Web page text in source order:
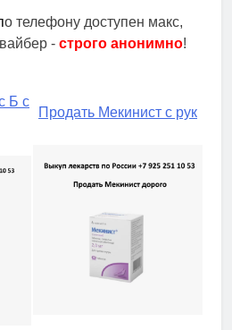
о телефону доступен макс,
- строго анонимно!
Б с
Продать Мекинист с рук